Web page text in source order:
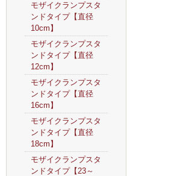
モザイクランプスタ
ンドタイプ【直径
10cm】
モザイクランプスタ
ンドタイプ【直径
12cm】
モザイクランプスタ
ンドタイプ【直径
16cm】
モザイクランプスタ
ンドタイプ【直径
18cm】
モザイクランプスタ
ンドタイプ【23～